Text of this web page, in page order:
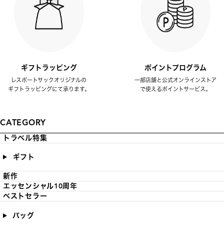
ギフトラッピング
レスポートサックオリジナルの
ギフトラッピングにて承ります。
ポイントプログラム
一部店舗と公式オンラインストア
で使えるポイントサービス。
CATEGORY
トラベル特集
ギフト
新作
エッセンシャル10周年
ベストセラー
バッグ